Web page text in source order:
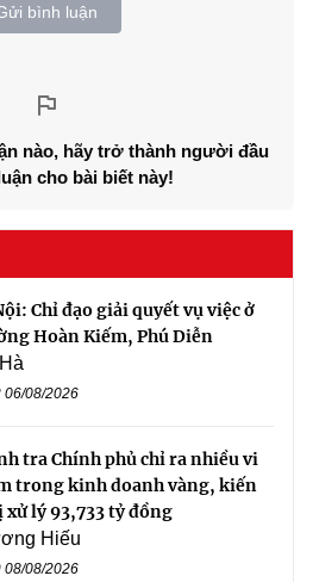
bình luận
nào, hãy trở thành người đầu
cho bài biết này!
Chỉ đạo giải quyết vụ việc ở
Hoàn Kiếm, Phú Diễn
06/08/2026
tra Chính phủ chỉ ra nhiều vi
trong kinh doanh vàng, kiến
xử lý 93,733 tỷ đồng
Hiếu
08/08/2026